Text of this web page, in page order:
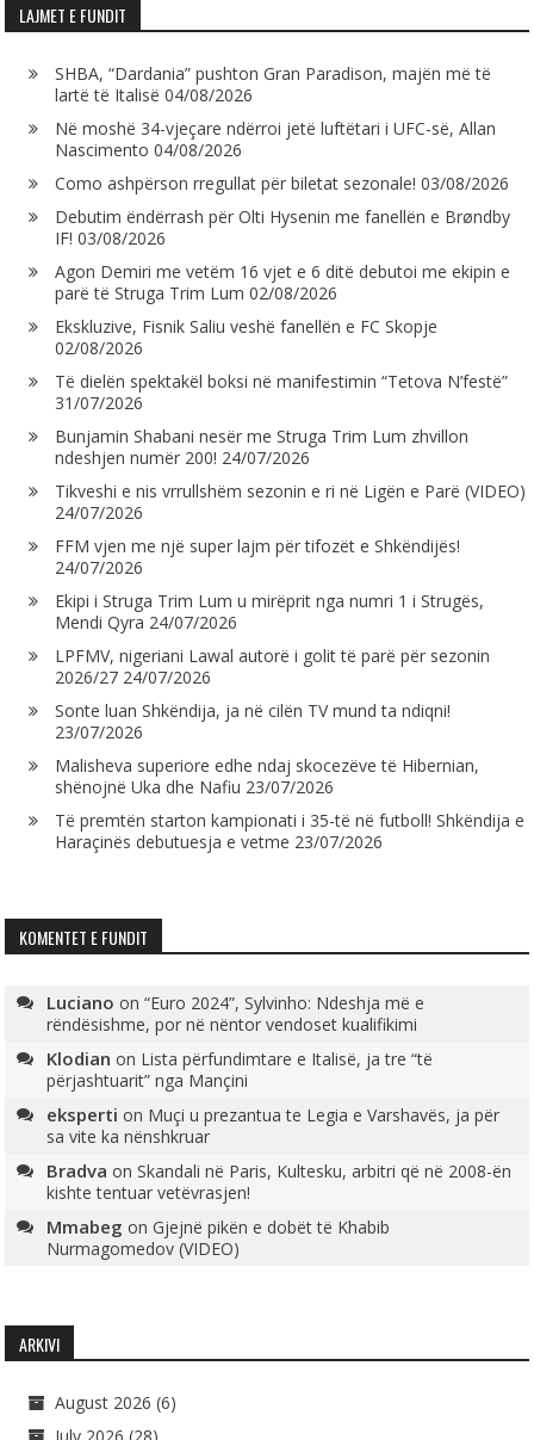
LAJMET E FUNDIT
SHBA, “Dardania” pushton Gran Paradison, majën më të
lartë të Italisë 04/08/2026
Në moshë 34-vjeçare ndërroi jetë luftëtari i UFC-së, Allan
Nascimento 04/08/2026
Como ashpërson rregullat për biletat sezonale! 03/08/2026
Debutim ëndërrash për Olti Hysenin me fanellën e Brøndby
IF! 03/08/2026
Agon Demiri me vetëm 16 vjet e 6 ditë debutoi me ekipin e
parë të Struga Trim Lum 02/08/2026
Ekskluzive, Fisnik Saliu veshë fanellën e FC Skopje
02/08/2026
Të dielën spektakël boksi në manifestimin “Tetova N’festë”
31/07/2026
Bunjamin Shabani nesër me Struga Trim Lum zhvillon
ndeshjen numër 200! 24/07/2026
Tikveshi e nis vrrullshëm sezonin e ri në Ligën e Parë (VIDEO)
24/07/2026
FFM vjen me një super lajm për tifozët e Shkëndijës!
24/07/2026
Ekipi i Struga Trim Lum u mirëprit nga numri 1 i Strugës,
Mendi Qyra 24/07/2026
LPFMV, nigeriani Lawal autorë i golit të parë për sezonin
2026/27 24/07/2026
Sonte luan Shkëndija, ja në cilën TV mund ta ndiqni!
23/07/2026
Malisheva superiore edhe ndaj skocezëve të Hibernian,
shënojnë Uka dhe Nafiu 23/07/2026
Të premtën starton kampionati i 35-të në futboll! Shkëndija e
Haraçinës debutuesja e vetme 23/07/2026
KOMENTET E FUNDIT
Luciano on“Euro 2024”, Sylvinho: Ndeshja më e
rëndësishme, por në nëntor vendoset kualifikimi
Klodian on Lista përfundimtare e Italisë, ja tre “të
përjashtuarit” nga Mançini
eksperti on Muçi u prezantua te Legia e Varshavës, ja për
sa vite ka nënshkruar
Bradva onSkandali në Paris, Kultesku, arbitri që në 2008-ën
kishte tentuar vetëvrasjen!
Mmabeg onGjejnë pikën e dobët të Khabib
Nurmagomedov (VIDEO)
ARKIVI
August 2026 (6)
July 2026 (28)